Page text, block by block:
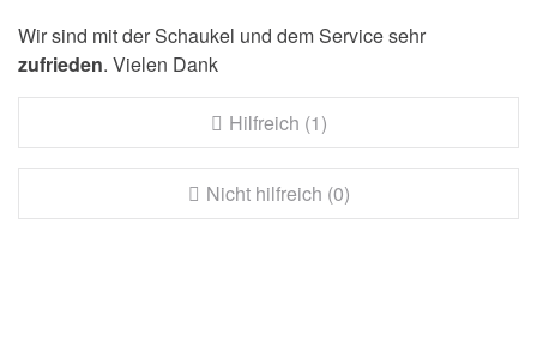
Wir sind mit der Schaukel und dem Service sehr
zufrieden. Vielen Dank
Hilfreich (1)
Nicht hilfreich (0)